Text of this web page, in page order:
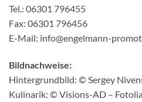
Tel.: 06301 796455
Fax: 06301 796456
E-Mail: info@engelmann-
Bildnachweise:
Hintergrundbild: © Sergey
Kulinarik: © Visions-AD –